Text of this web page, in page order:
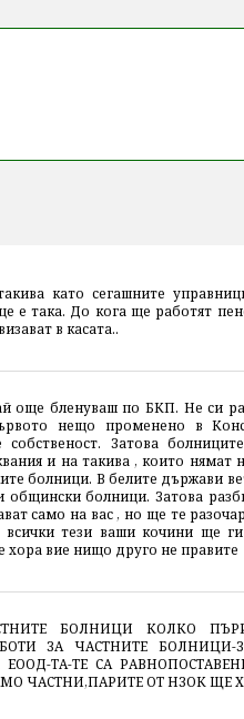
като сегашните
е така. До кога ще работят
в касата..
още бленуваш по БКП. Не си
нещо променено в
собственост. Затова
и на такива , които
болници. В белите държави
болници. Затова
само на вас , но ще те
тези ваши кочини ще
хора вие нищо друго не правите
БОЛНИЦИ КОЛКО
ЗА ЧАСТНИТЕ
ТА-ТЕ СА
ЧАСТНИ,ПАРИТЕ ОТ НЗОК ЩЕ